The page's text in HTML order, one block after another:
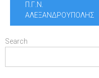
Π.Γ.Ν.
ΑΛΕΞΑΝΔΡΟΥΠΟΛΗΣ
Search